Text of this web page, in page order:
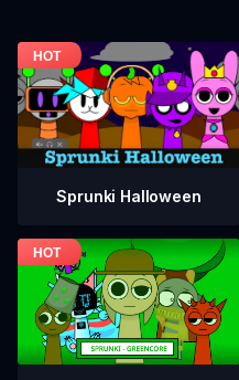
Sprunki Halloween